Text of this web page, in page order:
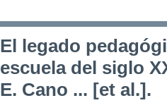
El legado
escuela del siglo
E. Cano ... [et al.].